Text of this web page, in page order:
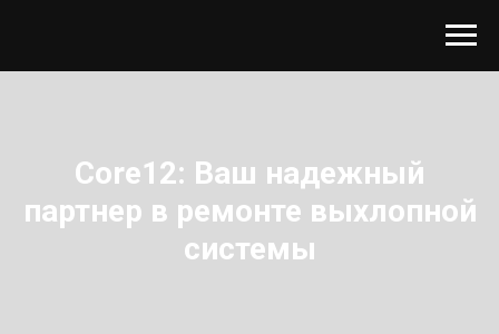
Core12: Ваш надежный
партнер в ремонте выхлопной
системы